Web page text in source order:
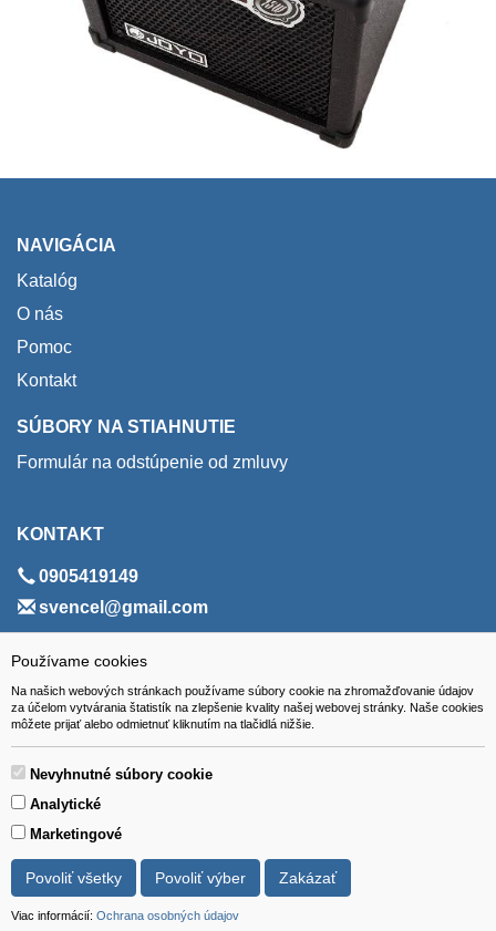
Používame cookies
Na našich webových stránkach používame súbory cookie na zhromažďovanie údajov
za účelom vytvárania štatistík na zlepšenie kvality našej webovej stránky. Naše cookies
môžete prijať alebo odmietnuť kliknutím na tlačidlá nižšie.
Nevyhnutné súbory cookie
Analytické
Marketingové
Povoliť všetky Povoliť výber Zakázať
Viac informácií: Ochrana osobných údajov
NAVIGÁCIA
Katalóg
O nás
Pomoc
Kontakt
SÚBORY NA STIAHNUTIE
Formulár na odstúpenie od zmluvy
KONTAKT
0905419149
svencel@gmail.com
ADRESA
VEST - tech s.r.o.
Hviezdoslavova 280/6, 965 01 Žiar nad Hronom
Slovakia (Slovak Republic)
Všetky ceny sú uvádzané vrátane DPH.
© 2018 GIBOX, s.r.o. • Generuje redakčný systém YGScms •